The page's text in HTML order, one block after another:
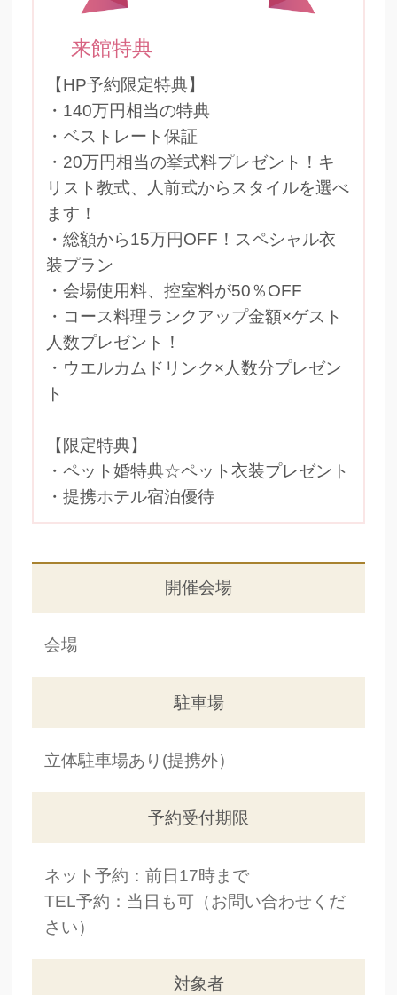
来館特典
【HP予約限定特典】
・140万円相当の特典
・ベストレート保証
・20万円相当の挙式料プレゼント！キ
リスト教式、人前式からスタイルを選べ
ます！
・総額から15万円OFF！スペシャル衣
装プラン
・会場使用料、控室料が50％OFF
・コース料理ランクアップ金額×ゲスト
人数プレゼント！
・ウエルカムドリンク×人数分プレゼン
ト
【限定特典】
・ペット婚特典☆ペット衣装プレゼント
・提携ホテル宿泊優待
開催会場
会場
駐車場
立体駐車場あり(提携外）
予約受付期限
ネット予約：前日17時まで
TEL予約：当日も可（お問い合わせくだ
さい）
対象者